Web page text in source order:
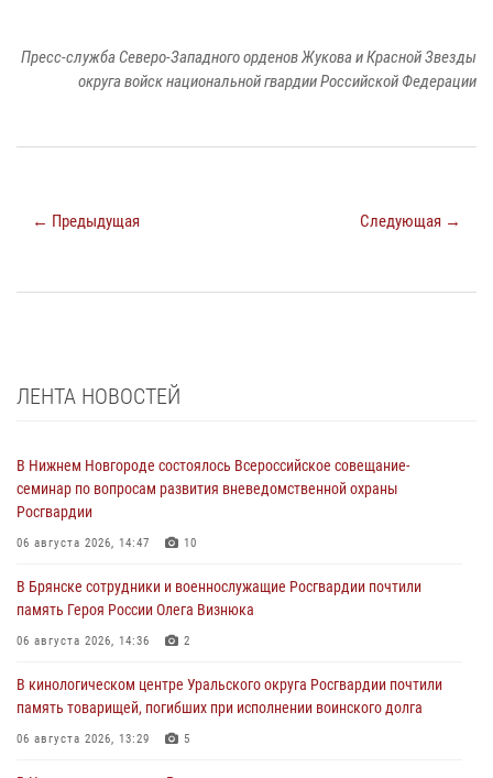
Пресс-служба Северо-Западного орденов Жукова и Красной Звезды
округа войск национальной гвардии Российской Федерации
← Предыдущая Следующая →
ЛЕНТА НОВОСТЕЙ
В Нижнем Новгороде состоялось Всероссийское совещание-
семинар по вопросам развития вневедомственной охраны
Росгвардии
06 августа 2026, 14:47 10
В Брянске сотрудники и военнослужащие Росгвардии почтили
память Героя России Олега Визнюка
06 августа 2026, 14:36 2
В кинологическом центре Уральского округа Росгвардии почтили
память товарищей, погибших при исполнении воинского долга
06 августа 2026, 13:29 5